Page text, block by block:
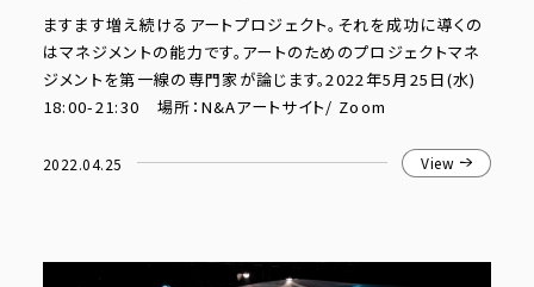
ますます増え続けるアートプロジェクト。それを成功に導くの
はマネジメントの能力です。アートのためのプロジェクトマネ
ジメントを第一線の専門家が論じます。2022年5月25日(水)
18:00-21:30 場所：N&Aアートサイト/ Zoom
2022.04.25 View